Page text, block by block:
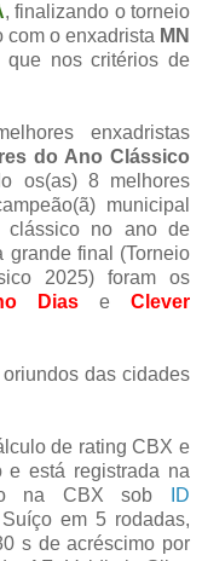
, finalizando o torneio
com o enxadrista MN
que nos critérios de
enxadristas
do Ano Clássico
os(as) 8 melhores
municipal
clássico no ano de
grande final (Torneio
2025) foram os
Dias e Clever
oriundos das cidades
de rating CBX e
e está registrada na
na CBX sob
ID
em 5 rodadas,
s de acréscimo por